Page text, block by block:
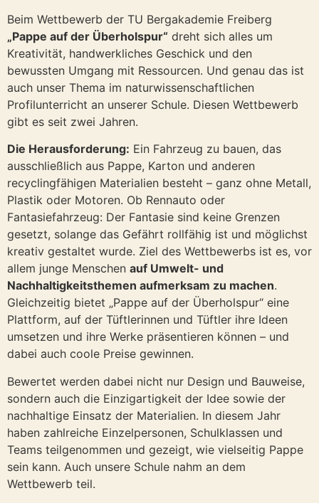
Beim Wettbewerb der TU Bergakademie Freiberg
„Pappe auf der Überholspur“ dreht sich alles um
Kreativität, handwerkliches Geschick und den
bewussten Umgang mit Ressourcen. Und genau das ist
auch unser Thema im naturwissenschaftlichen
Profilunterricht an unserer Schule. Diesen Wettbewerb
gibt es seit zwei Jahren.
Die Herausforderung: Ein Fahrzeug zu bauen, das
ausschließlich aus Pappe, Karton und anderen
recyclingfähigen Materialien besteht – ganz ohne Metall,
Plastik oder Motoren. Ob Rennauto oder
Fantasiefahrzeug: Der Fantasie sind keine Grenzen
gesetzt, solange das Gefährt rollfähig ist und möglichst
kreativ gestaltet wurde. Ziel des Wettbewerbs ist es, vor
allem junge Menschen auf Umwelt- und
Nachhaltigkeitsthemen aufmerksam zu machen.
Gleichzeitig bietet „Pappe auf der Überholspur“ eine
Plattform, auf der Tüftlerinnen und Tüftler ihre Ideen
umsetzen und ihre Werke präsentieren können – und
dabei auch coole Preise gewinnen.
Bewertet werden dabei nicht nur Design und Bauweise,
sondern auch die Einzigartigkeit der Idee sowie der
nachhaltige Einsatz der Materialien. In diesem Jahr
haben zahlreiche Einzelpersonen, Schulklassen und
Teams teilgenommen und gezeigt, wie vielseitig Pappe
sein kann. Auch unsere Schule nahm an dem
Wettbewerb teil.